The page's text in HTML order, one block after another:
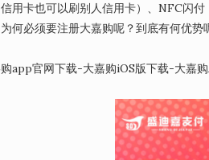
用卡也可以刷别人信用卡）、NFC闪
何必须要注册大嘉购呢？到底有何优势
app官网下载-大嘉购iOS版下载-大嘉